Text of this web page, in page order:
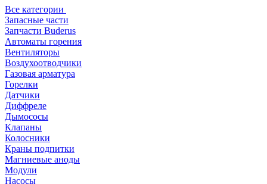
Все категории
Запасные части
Запчасти Buderus
Автоматы горения
Вентиляторы
Воздухоотводчики
Газовая арматура
Горелки
Датчики
Диффреле
Дымососы
Клапаны
Колосники
Краны подпитки
Магниевые аноды
Модули
Насосы